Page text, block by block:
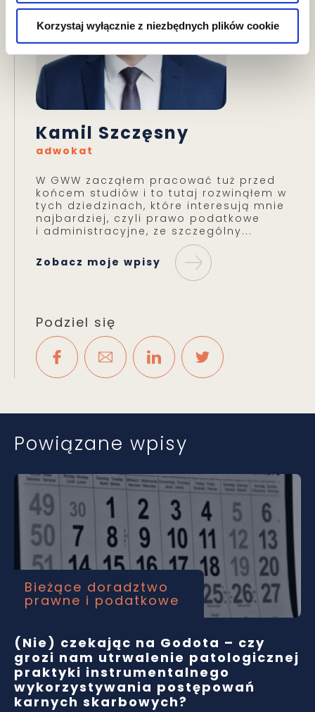
Korzystaj wyłącznie z niezbędnych plików cookie
Kamil Szczęsny
adwokat
W GWW zacząłem pracować tuż przed
końcem studiów i to tutaj rozwinąłem w
tych dziedzinach, które interesują mnie
najbardziej, czyli prawo podatkowe
i administracyjne, ze szczególny...
Zobacz moje wpisy
Podziel się
Powiązane wpisy
Bieżące doradztwo
prawne i podatkowe
(Nie) czekając na Godota – czy
grozi nam utrwalenie patologicznej
praktyki instrumentalnego
wykorzystywania postępowań
karnych skarbowych?